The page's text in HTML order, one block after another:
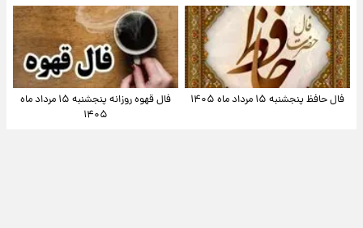
فال حافظ پنجشنبه ۱۵ مرداد ماه ۱۴۰۵
فال قهوه روزانه پنجشنبه ۱۵ مرداد ماه
۱۴۰۵